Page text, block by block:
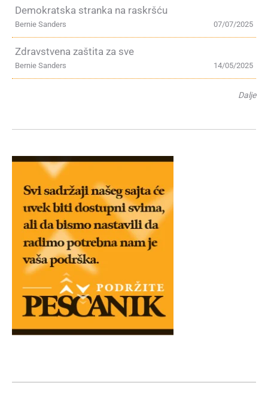
Demokratska stranka na raskršću
07/07/2025
Bernie Sanders
Zdravstvena zaštita za sve
14/05/2025
Bernie Sanders
Dalje